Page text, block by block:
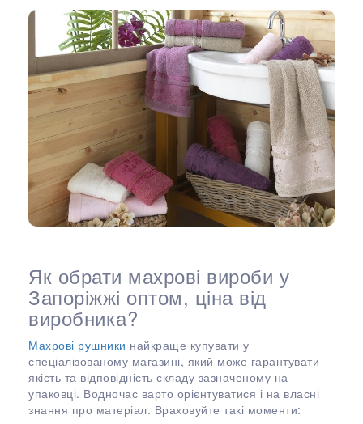
Як обрати махрові вироби у
Запоріжжі оптом, ціна від
виробника?
Махрові рушники найкраще купувати у
спеціалізованому магазині, який може гарантувати
якість та відповідність складу зазначеному на
упаковці. Водночас варто орієнтуватися і на власні
знання про матеріал. Враховуйте такі моменти: